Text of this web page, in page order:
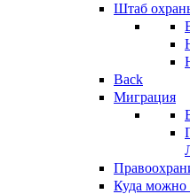
Штаб
Back
Миграция
Куда можно